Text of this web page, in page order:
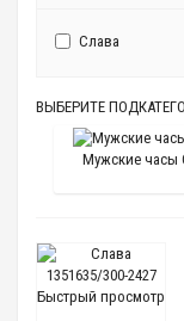
Слава
ВЫБЕРИТЕ
Мужские часы
Быстрый просмотр